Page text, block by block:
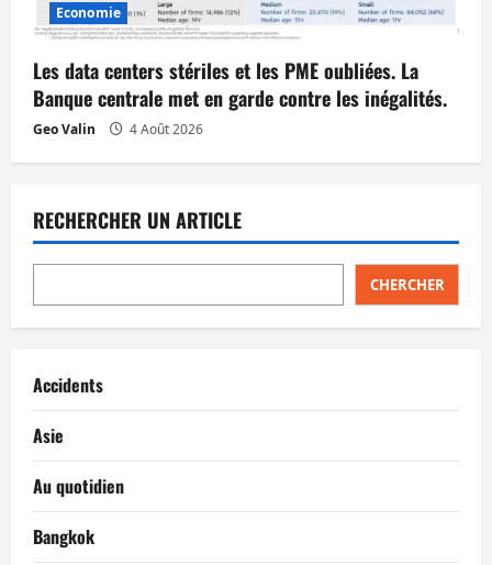
Economie
Les data centers stériles et les PME oubliées. La
Banque centrale met en garde contre les inégalités.
Geo Valin 4 Août 2026
RECHERCHER UN ARTICLE
CHERCHER
Accidents
Asie
Au quotidien
Bangkok